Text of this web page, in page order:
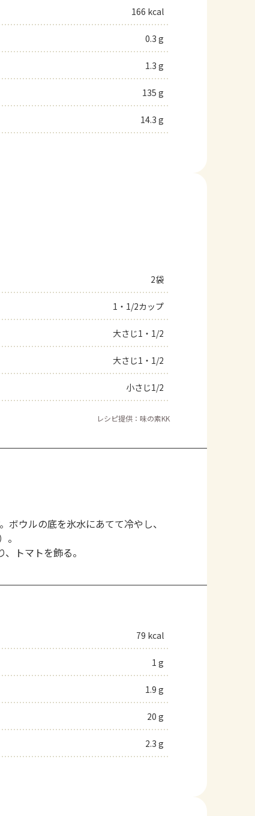
166 kcal
0.3 g
1.3 g
135 g
14.3 g
2袋
1・1/2カップ
大さじ1・1/2
大さじ1・1/2
小さじ1/2
レシピ提供：味の素KK
ボウルの底を氷水にあてて冷やし、
トマトを飾る。
79 kcal
1 g
1.9 g
20 g
2.3 g